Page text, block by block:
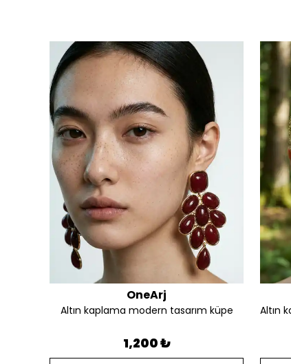
OneArj
Altın kaplama modern tasarım küpe
1,200 ₺